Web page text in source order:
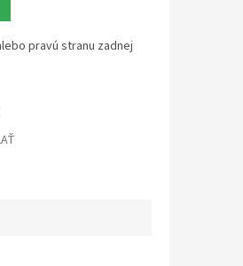
pravú stranu zadnej